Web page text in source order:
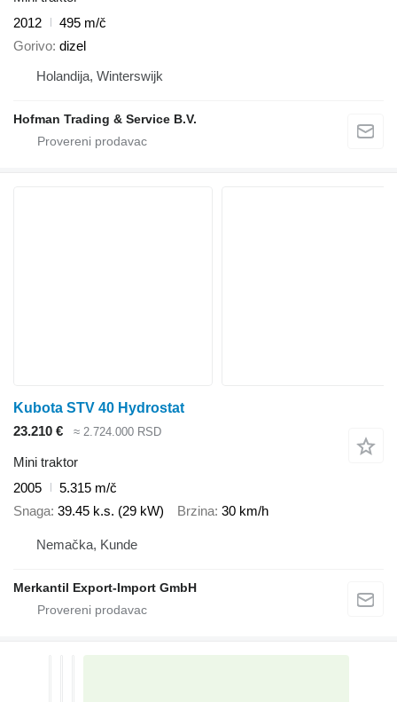
2012
495 m/č
Gorivo dizel
Holandija, Winterswijk
Hofman Trading & Service B.V.
Kubota STV 40 Hydrostat
23.210 €
≈ 2.724.000 RSD
Mini traktor
2005
5.315 m/č
Snaga 39.45 k.s. (29 kW) Brzina 30 km/h
Nemačka, Kunde
Merkantil Export-Import GmbH